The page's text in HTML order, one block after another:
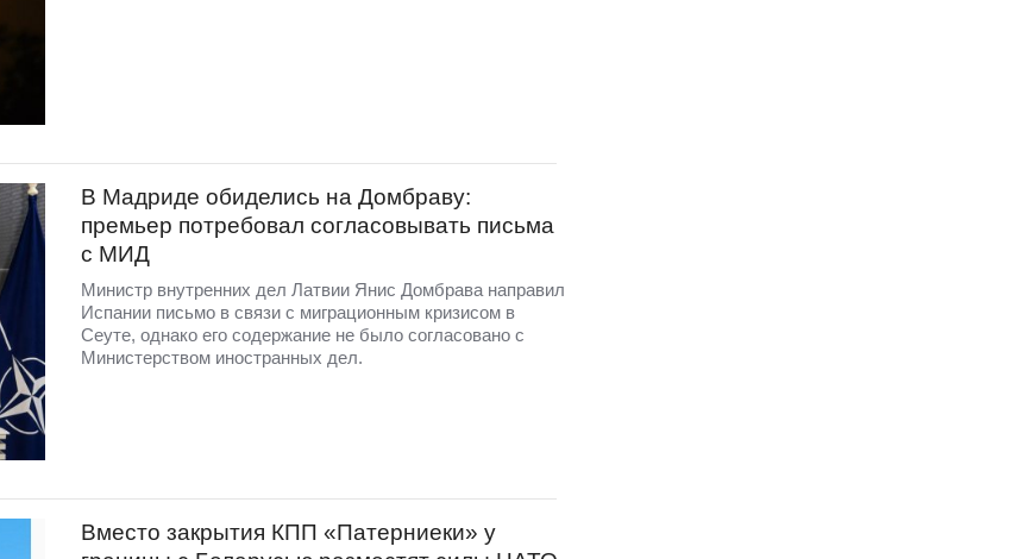
В Мадриде обиделись на Домбраву:
премьер потребовал согласовывать письма
с МИД
Министр внутренних дел Латвии Янис Домбрава направил
Испании письмо в связи с миграционным кризисом в
Сеуте, однако его содержание не было согласовано с
Министерством иностранных дел.
Вместо закрытия КПП «Патерниеки» у